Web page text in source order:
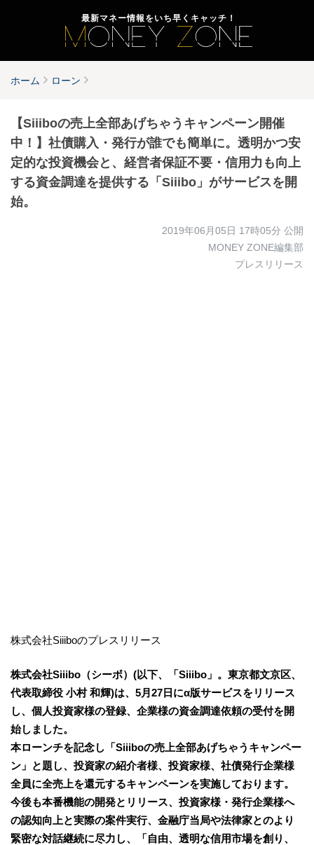
最新マネー情報をいち早くキャッチ！
ホーム ローン
【Siiiboの売上全部あげちゃうキャンペーン開催
中！】社債購入・発行が誰でも簡単に。透明かつ安
定的な投資機会と、経営者保証不要・信用力も向上
する資金調達を提供する「Siiibo」がサービスを開
始。
2019年06月05日 17時05分 公開
MONEY ZONE編集部
プレスリリース
株式会社Siiiboのプレスリリース
株式会社Siiibo（シーボ）(以下、「Siiibo」。東京都文京区、
代表取締役 小村 和輝)は、5月27日にα版サービスをリリース
し、個人投資家様の登録、企業様の資金調達依頼の受付を開
始しました。
本ローンチを記念し「Siiiboの売上全部あげちゃうキャンペー
ン」と題し、投資家の紹介者様、投資家様、社債発行企業様
全員に全売上を還元するキャンペーンを実施しております。
今後も本番機能の開発とリリース、投資家様・発行企業様へ
の認知向上と実際の案件実行、金融庁当局や法律家とのより
緊密な対話継続に尽力し、「自由、透明な信用市場を創り、